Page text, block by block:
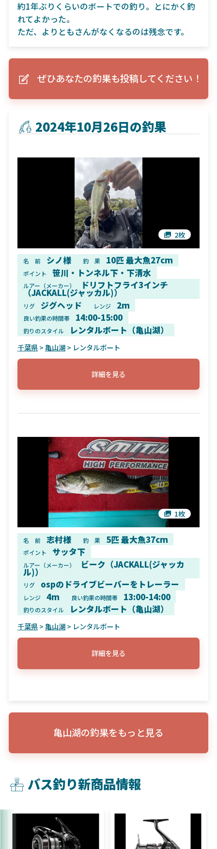
約1年ぶりくらいのボートでの釣り。とにかく釣
れてよかった。
ただ、よりともさんがなくなるのは残念です。
ぜひあなたの釣果も投稿してください！
2024年10月26日の釣果
2枚
名 前 シノ様 釣 果 10匹 最大魚27cm
ポイント 笹川・トンネル下・下清水
ルアー（メーカー） ドリフトフライ3インチ
（JACKALL(ジャッカル)）
リグ ジグヘッド レンジ 2m
良い釣果の時間帯 14:00-15:00
釣りのスタイル レンタルボート（亀山湖）
千葉県>亀山湖> レンタルボート
詳細を見る
1枚
名 前 志村様 釣 果 5匹 最大魚37cm
ポイント サッタ下
ルアー（メーカー） ビーク（JACKALL(ジャッカ
ル)）
リグ ospのドライブビーバーをトレーラー
レンジ 4m 良い釣果の時間帯 13:00-14:00
釣りのスタイル レンタルボート（亀山湖）
千葉県>亀山湖> レンタルボート
詳細を見る
亀山湖の釣果をもっと見る
バス釣り新商品情報